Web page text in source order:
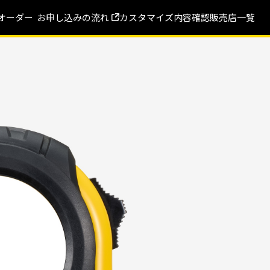
ーダー お申し込みの流れ カスタマイズ内容確認販売店一覧